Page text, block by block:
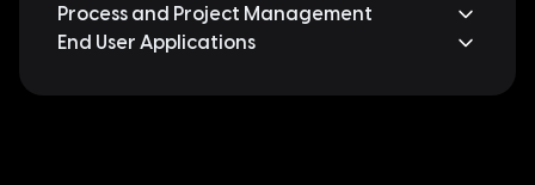
Process and Project Management
End User Applications